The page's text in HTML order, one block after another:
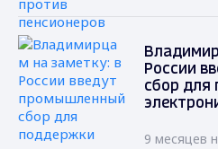
России
сбор для
9 месяцев